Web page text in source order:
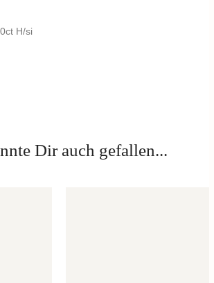
H/si
Dir auch gefallen...